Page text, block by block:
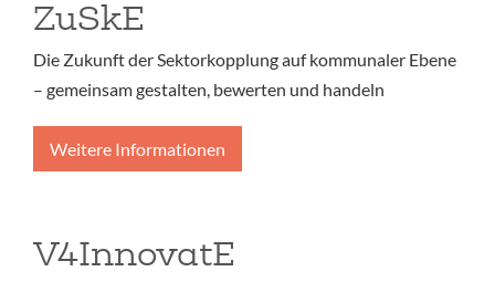
ZuSkE
Die Zukunft der Sektorkopplung auf kommunaler Ebene
– gemeinsam gestalten, bewerten und handeln
Weitere Informationen
V4InnovatE